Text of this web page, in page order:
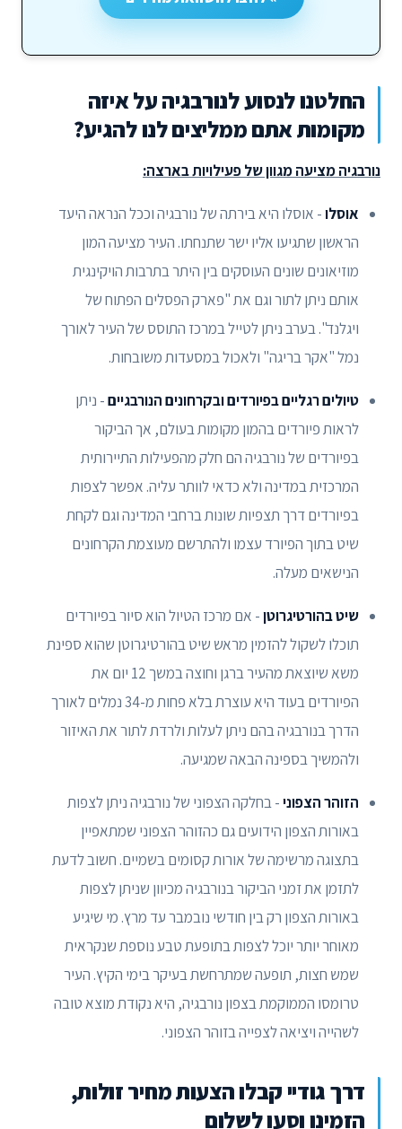
החלטנו לנסוע לנורבגיה על איזה
מקומות אתם ממליצים לנו להגיע?
נורבגיה מציעה מגוון של פעילויות בארצה:
אוסלו- אוסלו היא בירתה של נורבגיה וככל הנראה היעד
הראשון שתגיעו אליו ישר שתנחתו. העיר מציעה המון
מוזיאונים שונים העוסקים בין היתר בתרבות הויקינגית
אותם ניתן לתור וגם את "פארק הפסלים הפתוח של
ויגלנד". בערב ניתן לטייל במרכז התוסס של העיר לאורך
נמל "אקר בריגה" ולאכול במסעדות משובחות.
טיולים רגליים בפיורדים ובקרחונים הנורבגיים- ניתן
לראות פיורדים בהמון מקומות בעולם, אך הביקור
בפיורדים של נורבגיה הם חלק מהפעילות התיירותית
המרכזית במדינה ולא כדאי לוותר עליה. אפשר לצפות
בפיורדים דרך תצפיות שונות ברחבי המדינה וגם לקחת
שיט בתוך הפיורד עצמו ולהתרשם מעוצמת הקרחונים
הנישאים מעלה.
שיט בהורטיגרוטן- אם מרכז הטיול הוא סיור בפיורדים
תוכלו לשקול להזמין מראש שיט בהורטיגרוטן שהוא ספינת
משא שיוצאת מהעיר ברגן וחוצה במשך 12 יום את
הפיורדים בעוד היא עוצרת בלא פחות מ-34 נמלים לאורך
הדרך בנורבגיה בהם ניתן לעלות ולרדת לתור את האיזור
ולהמשיך בספינה הבאה שמגיעה.
הזוהר הצפוני- בחלקה הצפוני של נורבגיה ניתן לצפות
באורות הצפון הידועים גם כהזוהר הצפוני שמתאפיין
בתצוגה מרשימה של אורות קסומים בשמיים. חשוב לדעת
לתזמן את זמני הביקור בנורבגיה מכיוון שניתן לצפות
באורות הצפון רק בין חודשי נובמבר עד מרץ. מי שיגיע
מאוחר יותר יוכל לצפות בתופעת טבע נוספת שנקראית
שמש חצות, תופעה שמתרחשת בעיקר בימי הקיץ. העיר
טרומסו הממוקמת בצפון נורבגיה, היא נקודת מוצא טובה
לשהייה ויציאה לצפייה בזוהר הצפוני.
דרך גודיי קבלו הצעות מחיר זולות,
הזמינו וסעו לשלום